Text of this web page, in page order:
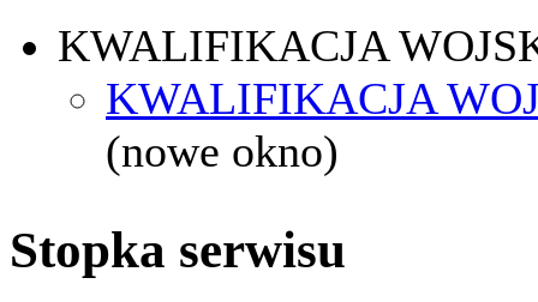
KWALIFIKACJA
KWALIFIKACJA
(nowe okno)
Stopka serwisu